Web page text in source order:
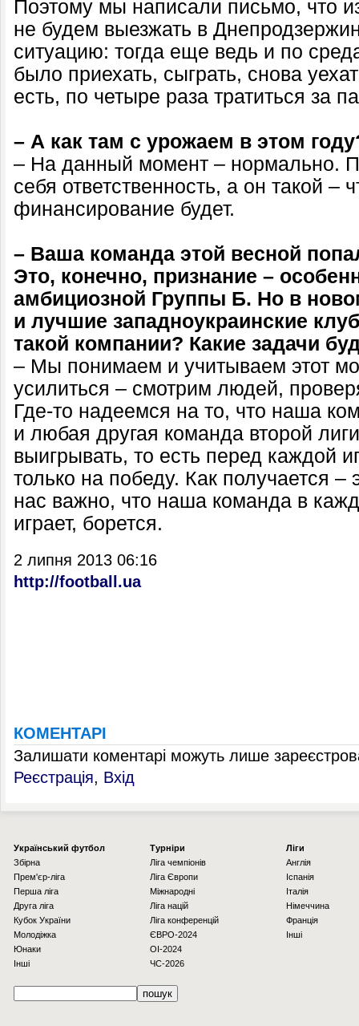
Поэтому мы написали письмо, что
не будем выезжать в
ситуацию: тогда еще ведь и по
было приехать, сыграть, снова
есть, по четыре раза тратиться за
– А как там с урожаем в этом
– На данный момент – нормально.
себя ответственность, а он такой –
финансирование будет.
– Ваша команда этой весной
Это, конечно, признание –
амбициозной Группы Б. Но в
и лучшие западноукраинские
такой компании? Какие задачи
– Мы понимаем и учитываем этот
усилиться – смотрим людей,
Где-то надеемся на то, что наша
и любая другая команда второй
выигрывать, то есть перед каждой
только на победу. Как получается –
нас важно, что наша команда в
играет, борется.
2 липня 2013 06:16
http://football.ua
КОМЕНТАРІ
Залишати коментарі можуть лише
Реєстрація, Вхід
Українcький футбол
Збірна
Прем'єр-ліга
Перша ліга
Друга ліга
Кубок України
Молодіжка
Юнаки
Інші
Турніри
Ліга чемпіонів
Ліга Європи
Міжнародні
Ліга націй
Ліга конференцій
ЄВРО-2024
OI-2024
ЧС-2026
Ліги
Англія
Іспанія
Італія
Німеччина
Франція
Інші